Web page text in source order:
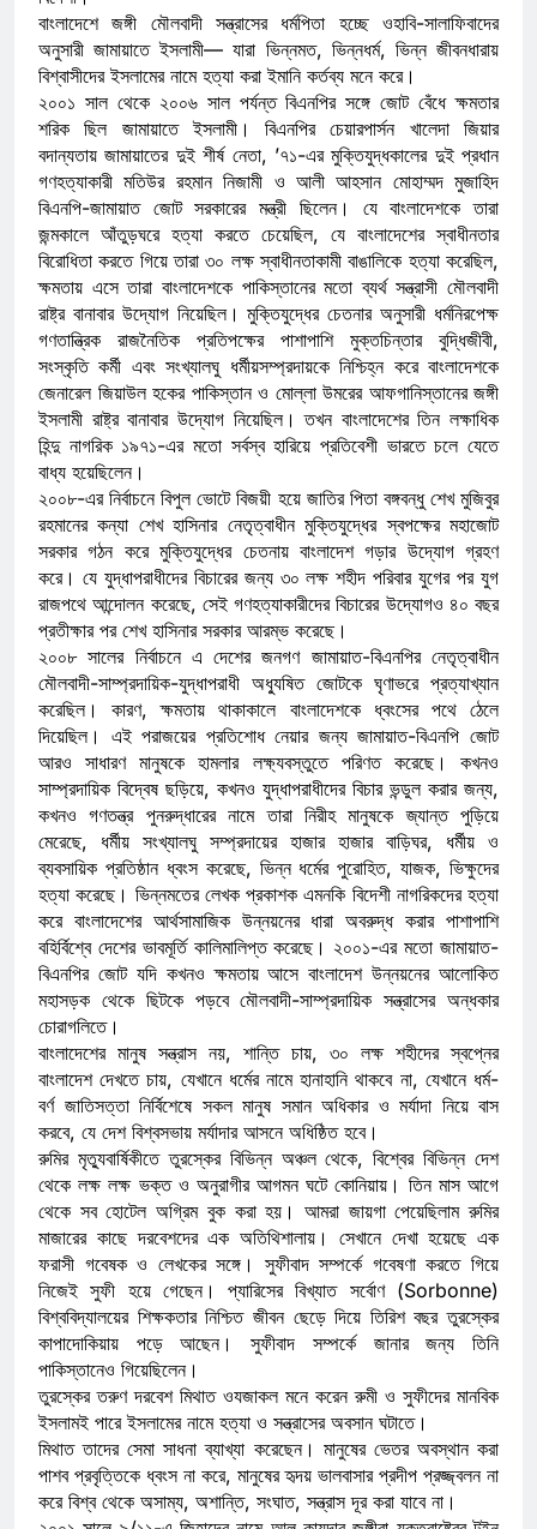
বাংলাদেশে জঙ্গী মৌলবাদী সন্ত্রাসের ধর্মপিতা হচ্ছে ওহাবি-সালাফিবাদের
অনুসারী জামায়াতে ইসলামী— যারা ভিন্নমত, ভিন্নধর্ম, ভিন্ন জীবনধারায়
বিশ্বাসীদের ইসলামের নামে হত্যা করা ইমানি কর্তব্য মনে করে।
২০০১ সাল থেকে ২০০৬ সাল পর্যন্ত বিএনপির সঙ্গে জোট বেঁধে ক্ষমতার
শরিক ছিল জামায়াতে ইসলামী। বিএনপির চেয়ারপার্সন খালেদা জিয়ার
বদান্যতায় জামায়াতের দুই শীর্ষ নেতা, ’৭১-এর মুক্তিযুদ্ধকালের দুই প্রধান
গণহত্যাকারী মতিউর রহমান নিজামী ও আলী আহসান মোহাম্মদ মুজাহিদ
বিএনপি-জামায়াত জোট সরকারের মন্ত্রী ছিলেন। যে বাংলাদেশকে তারা
জন্মকালে আঁতুড়ঘরে হত্যা করতে চেয়েছিল, যে বাংলাদেশের স্বাধীনতার
বিরোধিতা করতে গিয়ে তারা ৩০ লক্ষ স্বাধীনতাকামী বাঙালিকে হত্যা করেছিল,
ক্ষমতায় এসে তারা বাংলাদেশকে পাকিস্তানের মতো ব্যর্থ সন্ত্রাসী মৌলবাদী
রাষ্ট্র বানাবার উদ্যোগ নিয়েছিল। মুক্তিযুদ্ধের চেতনার অনুসারী ধর্মনিরপেক্ষ
গণতান্ত্রিক রাজনৈতিক প্রতিপক্ষের পাশাপাশি মুক্তচিন্তার বুদ্ধিজীবী,
সংস্কৃতি কর্মী এবং সংখ্যালঘু ধর্মীয়সম্প্রদায়কে নিশ্চিহ্ন করে বাংলাদেশকে
জেনারেল জিয়াউল হকের পাকিস্তান ও মোল্লা উমরের আফগানিস্তানের জঙ্গী
ইসলামী রাষ্ট্র বানাবার উদ্যোগ নিয়েছিল। তখন বাংলাদেশের তিন লক্ষাধিক
হিন্দু নাগরিক ১৯৭১-এর মতো সর্বস্ব হারিয়ে প্রতিবেশী ভারতে চলে যেতে
বাধ্য হয়েছিলেন।
২০০৮-এর নির্বাচনে বিপুল ভোটে বিজয়ী হয়ে জাতির পিতা বঙ্গবন্ধু শেখ মুজিবুর
রহমানের কন্যা শেখ হাসিনার নেতৃত্বাধীন মুক্তিযুদ্ধের স্বপক্ষের মহাজোট
সরকার গঠন করে মুক্তিযুদ্ধের চেতনায় বাংলাদেশ গড়ার উদ্যোগ গ্রহণ
করে। যে যুদ্ধাপরাধীদের বিচারের জন্য ৩০ লক্ষ শহীদ পরিবার যুগের পর যুগ
রাজপথে আন্দোলন করেছে, সেই গণহত্যাকারীদের বিচারের উদ্যোগও ৪০ বছর
প্রতীক্ষার পর শেখ হাসিনার সরকার আরম্ভ করেছে।
২০০৮ সালের নির্বাচনে এ দেশের জনগণ জামায়াত-বিএনপির নেতৃত্বাধীন
মৌলবাদী-সাম্প্রদায়িক-যুদ্ধাপরাধী অধ্যুষিত জোটকে ঘৃণাভরে প্রত্যাখ্যান
করেছিল। কারণ, ক্ষমতায় থাকাকালে বাংলাদেশকে ধ্বংসের পথে ঠেলে
দিয়েছিল। এই পরাজয়ের প্রতিশোধ নেয়ার জন্য জামায়াত-বিএনপি জোট
আরও সাধারণ মানুষকে হামলার লক্ষ্যবস্তুতে পরিণত করেছে। কখনও
সাম্প্রদায়িক বিদ্বেষ ছড়িয়ে, কখনও যুদ্ধাপরাধীদের বিচার ভন্ডুল করার জন্য,
কখনও গণতন্ত্র পুনরুদ্ধারের নামে তারা নিরীহ মানুষকে জ্যান্ত পুড়িয়ে
মেরেছে, ধর্মীয় সংখ্যালঘু সম্প্রদায়ের হাজার হাজার বাড়িঘর, ধর্মীয় ও
ব্যবসায়িক প্রতিষ্ঠান ধ্বংস করেছে, ভিন্ন ধর্মের পুরোহিত, যাজক, ভিক্ষুদের
হত্যা করেছে। ভিন্নমতের লেখক প্রকাশক এমনকি বিদেশী নাগরিকদের হত্যা
করে বাংলাদেশের আর্থসামাজিক উন্নয়নের ধারা অবরুদ্ধ করার পাশাপাশি
বহির্বিশ্বে দেশের ভাবমূর্তি কালিমালিপ্ত করেছে। ২০০১-এর মতো জামায়াত-
বিএনপির জোট যদি কখনও ক্ষমতায় আসে বাংলাদেশ উন্নয়নের আলোকিত
মহাসড়ক থেকে ছিটকে পড়বে মৌলবাদী-সাম্প্রদায়িক সন্ত্রাসের অন্ধকার
চোরাগলিতে।
বাংলাদেশের মানুষ সন্ত্রাস নয়, শান্তি চায়, ৩০ লক্ষ শহীদের স্বপ্নের
বাংলাদেশ দেখতে চায়, যেখানে ধর্মের নামে হানাহানি থাকবে না, যেখানে ধর্ম-
বর্ণ জাতিসত্তা নির্বিশেষে সকল মানুষ সমান অধিকার ও মর্যাদা নিয়ে বাস
করবে, যে দেশ বিশ্বসভায় মর্যাদার আসনে অধিষ্ঠিত হবে।
রুমির মৃত্যুবার্ষিকীতে তুরস্কের বিভিন্ন অঞ্চল থেকে, বিশ্বের বিভিন্ন দেশ
থেকে লক্ষ লক্ষ ভক্ত ও অনুরাগীর আগমন ঘটে কোনিয়ায়। তিন মাস আগে
থেকে সব হোটেল অগ্রিম বুক করা হয়। আমরা জায়গা পেয়েছিলাম রুমির
মাজারের কাছে দরবেশদের এক অতিথিশালায়। সেখানে দেখা হয়েছে এক
ফরাসী গবেষক ও লেখকের সঙ্গে। সুফীবাদ সম্পর্কে গবেষণা করতে গিয়ে
নিজেই সুফী হয়ে গেছেন। প্যারিসের বিখ্যাত সর্বোণ (Sorbonne)
বিশ্ববিদ্যালয়ের শিক্ষকতার নিশ্চিত জীবন ছেড়ে দিয়ে তিরিশ বছর তুরস্কের
কাপাদোকিয়ায় পড়ে আছেন। সুফীবাদ সম্পর্কে জানার জন্য তিনি
পাকিস্তানেও গিয়েছিলেন।
তুরস্কের তরুণ দরবেশ মিথাত ওযজাকল মনে করেন রুমী ও সুফীদের মানবিক
ইসলামই পারে ইসলামের নামে হত্যা ও সন্ত্রাসের অবসান ঘটাতে।
মিথাত তাদের সেমা সাধনা ব্যাখ্যা করেছেন। মানুষের ভেতর অবস্থান করা
পাশব প্রবৃত্তিকে ধ্বংস না করে, মানুষের হৃদয় ভালবাসার প্রদীপ প্রজ্জ্বলন না
করে বিশ্ব থেকে অসাম্য, অশান্তি, সংঘাত, সন্ত্রাস দূর করা যাবে না।